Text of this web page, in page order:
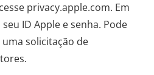
privacy.apple.com. Em
ID Apple e senha. Pode
solicitação de